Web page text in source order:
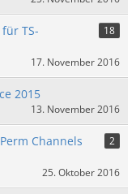
TS-
18
17. November 2016
2015
13. November 2016
Perm Channels
2
25. Oktober 2016